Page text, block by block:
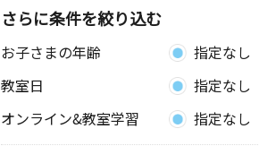
さらに条件を絞り込む
お子さまの年齢 指定なし
教室日
指定なし
オンライン&教室学習
指定なし